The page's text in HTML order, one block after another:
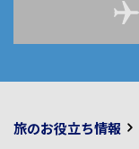
旅のお役立ち情報